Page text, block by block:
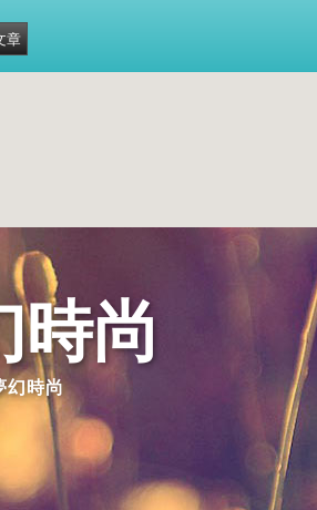
時尚
幻時尚